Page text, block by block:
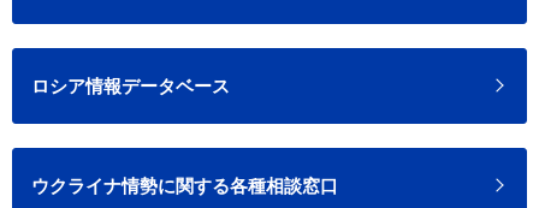
ロシア情報データベース
ウクライナ情勢に関する各種相談窓口